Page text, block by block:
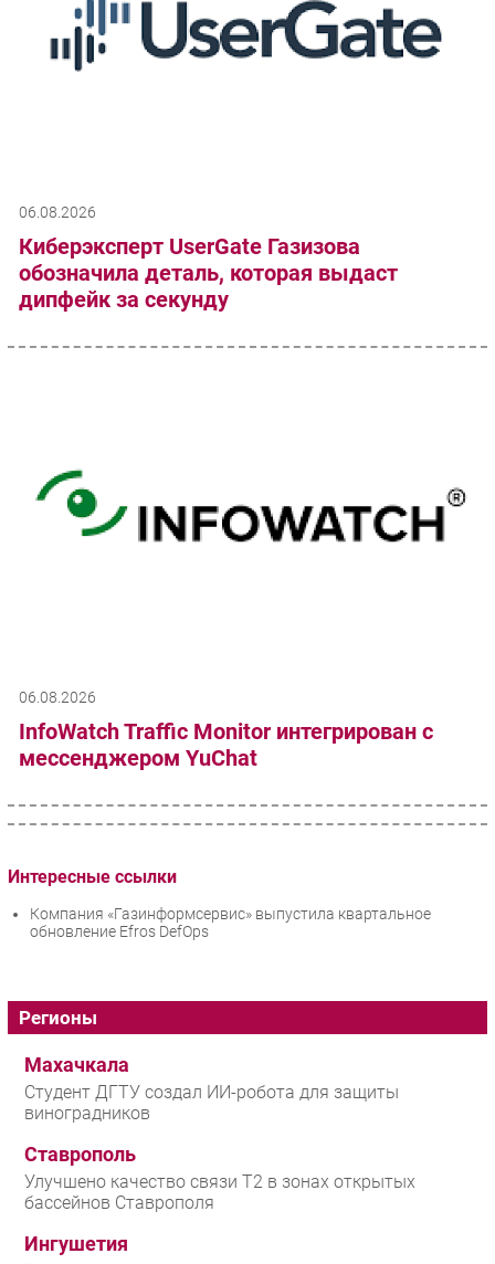
06.08.2026
Киберэксперт UserGate Газизова
обозначила деталь, которая выдаст
дипфейк за секунду
06.08.2026
InfoWatch Traffic Monitor интегрирован с
мессенджером YuChat
Интересные ссылки
Компания «Газинформсервис» выпустила квартальное
обновление Efros DefOps
Регионы
Махачкала
Студент ДГТУ создал ИИ-робота для защиты
виноградников
Ставрополь
Улучшено качество связи T2 в зонах открытых
бассейнов Ставрополя
Ингушетия